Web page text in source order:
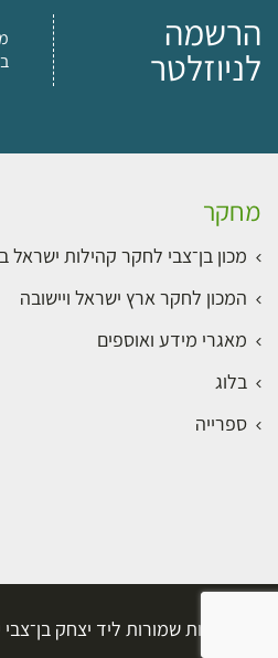
הרשמה
לניוזלטר
מחקר
מכון בן־צבי לחקר קהילות ישראל
המכון לחקר ארץ ישראל ויישובה
מאגרי מידע ואוספים
בלוג
ספרייה
כל הזכויות שמורות ליד יצחק